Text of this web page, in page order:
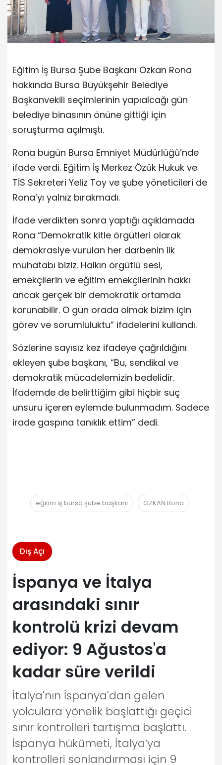
Eğitim İş Bursa Şube Başkanı Özkan Rona
hakkında Bursa Büyükşehir Belediye
Başkanvekili seçimlerinin yapıalcağı gün
belediye binasının önüne gittiği için
soruşturma açılmıştı.
Rona bugün Bursa Emniyet Müdürlüğü’nde
ifade verdi. Eğitim İş Merkez Özük Hukuk ve
TİS Sekreteri Yeliz Toy ve şube yöneticileri de
Rona’yı yalnız bırakmadı.
İfade verdikten sonra yaptığı açıklamada
Rona “Demokratik kitle örgütleri olarak
demokrasiye vurulan her darbenin ilk
muhatabı biziz. Halkın örgütlü sesi,
emekçilerin ve eğitim emekçilerinin hakkı
ancak gerçek bir demokratik ortamda
korunabilir. O gün orada olmak bizim için
görev ve sorumluluktu” ifadelerini kullandı.
Sözlerine sayısız kez ifadeye çağrıldığını
ekleyen şube başkanı, “Bu, sendikal ve
demokratik mücadelemizin bedelidir.
İfademde de belirttiğim gibi hiçbir suç
unsuru içeren eylemde bulunmadım. Sadece
irade gaspına tanıklık ettim” dedi.
eğitim iş bursa şube başkanı ÖZKAN Rona
Dış Açı
İspanya ve İtalya
arasındaki sınır
kontrolü krizi devam
ediyor: 9 Ağustos'a
kadar süre verildi
İtalya'nın İspanya'dan gelen
yolculara yönelik başlattığı geçici
sınır kontrolleri tartışma başlattı.
İspanya hükümeti, İtalya’ya
kontrolleri sonlandırması için 9